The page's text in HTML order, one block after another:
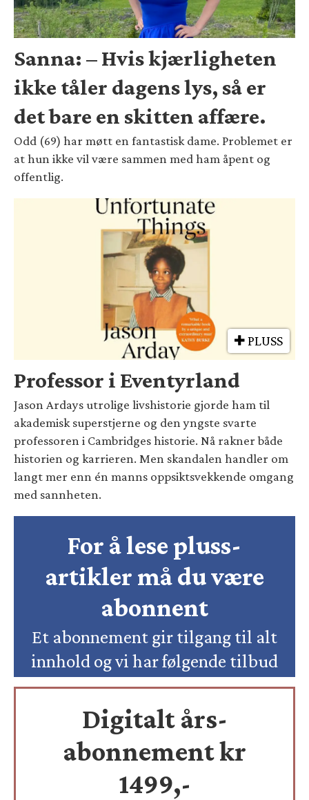
Sanna: – Hvis kjærligheten
ikke tåler dagens lys, så er
det bare en skitten affære.
Odd (69) har møtt en fantastisk dame. Problemet er
at hun ikke vil være sammen med ham åpent og
offentlig.
PLUSS
Professor i Eventyrland
Jason Ardays utrolige livshistorie gjorde ham til
akademisk superstjerne og den yngste svarte
professoren i Cambridges historie. Nå rakner både
historien og karrieren. Men skandalen handler om
langt mer enn én manns oppsiktsvekkende omgang
med sannheten.
For å lese pluss-
artikler må du være
abonnent
Et abonnement gir tilgang til alt
innhold og vi har følgende tilbud
Digitalt års-
abonnement kr
1499,-